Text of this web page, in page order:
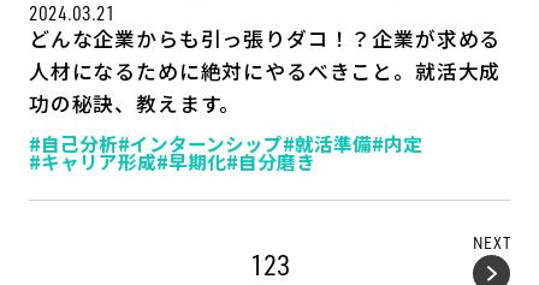
2024.03.21
どんな企業からも引っ張りダコ！？企業が求める
人材になるために絶対にやるべきこと。就活大成
功の秘訣、教えます。
#自己分析#インターンシップ#就活準備#内定
#キャリア形成#早期化#自分磨き
123
NEXT